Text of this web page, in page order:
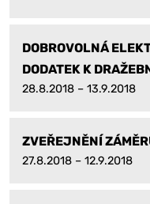
DOBROVOLNÁ
DODATEK K
28.8.2018 – 13.9.2018
ZVEŘEJNĚNÍ
27.8.2018 – 12.9.2018